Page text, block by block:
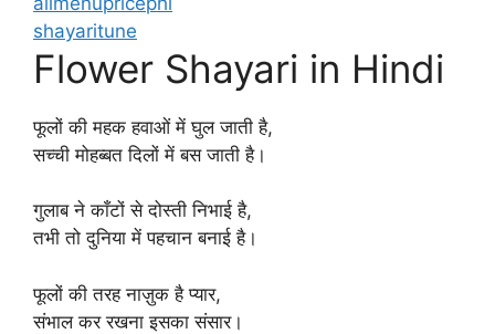
shayaritune
Flower Shayari in Hindi
फूलों की महक हवाओं में घुल जाती है,
सच्ची मोहब्बत दिलों में बस जाती है।
गुलाब ने काँटों से दोस्ती निभाई है,
तभी तो दुनिया में पहचान बनाई है।
फूलों की तरह नाज़ुक है प्यार,
संभाल कर रखना इसका संसार।